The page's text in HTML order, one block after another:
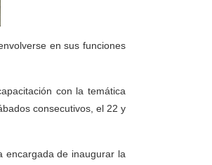
en sus funciones
con la temática
consecutivos, el 22 y
encargada de inaugurar la